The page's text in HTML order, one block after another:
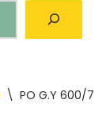
\ PO G.Y 600/